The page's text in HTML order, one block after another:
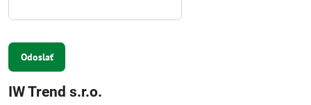
Odoslať
IW Trend s.r.o.